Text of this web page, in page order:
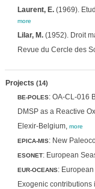
Laurent, E.(1969).
more
Lilar, M.(1952). Droit
Revue du Cercle des
Projects (14)
BE-POLES: OA-CL-016
DMSP as a Reactive
Elexir-Belgium, more
EPICA-MIS: New
ESONET: European
EUR-OCEANS:
Exogenic contributions